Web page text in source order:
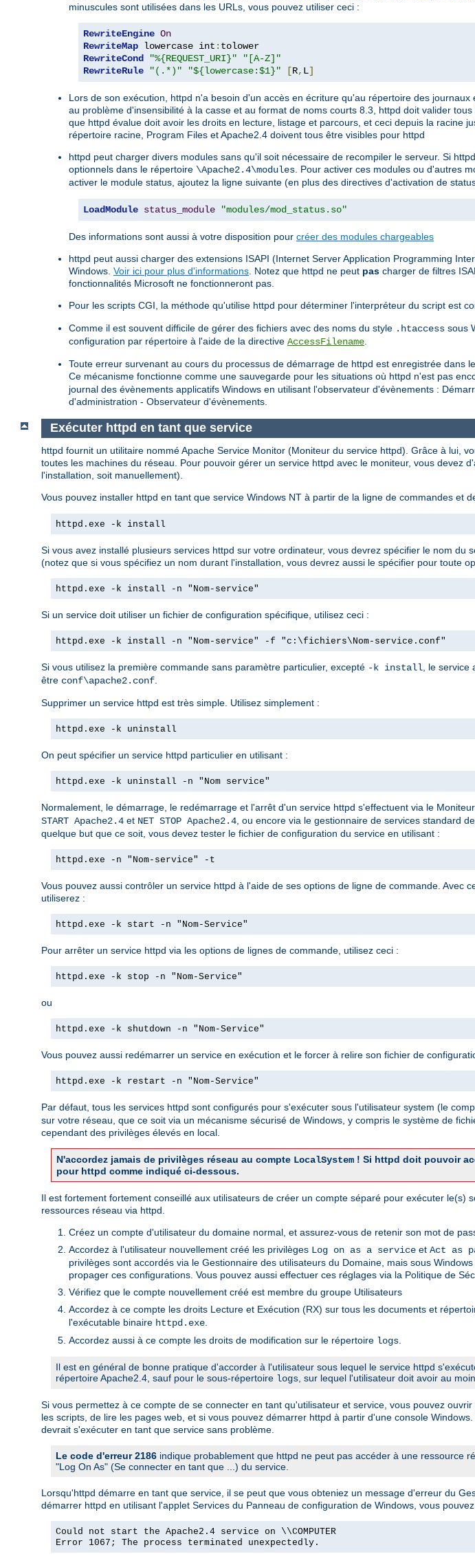
minuscules sont utilisées dans les URLs, vous pouvez utiliser ceci :
RewriteEngine On
RewriteMap lowercase int :
RewriteCond
"%{REQUEST_URI}"
"[A-Z]"
RewriteRule
"(.*)" "${lowercase:$1}" [R, L]
Lors de son exécution, httpd n'a besoin d'un accès en écriture qu'au répertoire des
au problème d'insensibilité à la casse et au format de noms courts 8.3, httpd doit valider
que httpd évalue doit avoir les droits en lecture, listage et parcours, et ceci depuis la racine
répertoire racine, Program Files et Apache2.4 doivent tous être visibles pour httpd
httpd peut charger divers modules sans qu'il soit nécessaire de recompiler le serveur. Si
optionnels dans le répertoire \Apache2.4\modules. Pour activer ces modules ou d'autres
activer le module status, ajoutez la ligne suivante (en plus des directives d'activation de
LoadModule status_module "modules/mod_status.so"
Des informations sont aussi à votre disposition pour créer des modules chargeables
httpd peut aussi charger des extensions ISAPI (Internet Server Application Programming
Windows. Voir ici pour plus d'informations. Notez que httpd ne peut pas charger de filtres
fonctionnalités Microsoft ne fonctionneront pas.
Pour les scripts CGI, la méthode qu'utilise httpd pour déterminer l'interpréteur du script est
Comme il est souvent difficile de gérer des fichiers avec des noms du style .htaccess sous
configuration par répertoire à l'aide de la directive AccessFilename.
Toute erreur survenant au cours du processus de démarrage de httpd est enregistrée dans
Ce mécanisme fonctionne comme une sauvegarde pour les situations où httpd n'est pas
journal des évènements applicatifs Windows en utilisant l'observateur d'évènements :
d'administration - Observateur d'évènements.
Exécuter httpd en tant que service
httpd fournit un utilitaire nommé Apache Service Monitor (Moniteur du service httpd). Grâce à lui,
toutes les machines du réseau. Pour pouvoir gérer un service httpd avec le moniteur, vous devez
l'installation, soit manuellement).
Vous pouvez installer httpd en tant que service Windows NT à partir de la ligne de commandes et
httpd.exe -k install
Si vous avez installé plusieurs services httpd sur votre ordinateur, vous devrez spécifier le nom du
(notez que si vous spécifiez un nom durant l'installation, vous devrez aussi le spécifier pour toute
httpd.exe -k install -n "Nom-service"
Si un service doit utiliser un fichier de configuration spécifique, utilisez ceci :
httpd.exe -k install -n "Nom-service" -f "c:\fichiers\Nom-service.conf"
Si vous utilisez la première commande sans paramètre particulier, excepté -k install , le
être conf\apache2.conf
Supprimer un service httpd est très simple. Utilisez simplement :
httpd.exe -k uninstall
On peut spécifier un service httpd particulier en utilisant :
httpd.exe -k uninstall -n "Nom service"
Normalement, le démarrage, le redémarrage et l'arrêt d'un service httpd s'effectuent via le
START Apache2.4 et NET STOP Apache2.4 , ou encore via le gestionnaire de services standard
quelque but que ce soit, vous devez tester le fichier de configuration du service en utilisant :
httpd.exe -n "Nom-service" -t
Vous pouvez aussi contrôler un service httpd à l'aide de ses options de ligne de commande. Avec
utiliserez :
httpd.exe -k start -n "Nom-Service"
Pour arrêter un service httpd via les options de lignes de commande, utilisez ceci :
httpd.exe -k stop -n "Nom-Service"
ou
httpd.exe -k shutdown -n "Nom-Service"
Vous pouvez aussi redémarrer un service en exécution et le forcer à relire son fichier de
httpd.exe -k restart -n "Nom-Service"
Par défaut, tous les services httpd sont configurés pour s'exécuter sous l'utilisateur system (le
sur votre réseau, que ce soit via un mécanisme sécurisé de Windows, y compris le système de
cependant des privilèges élevés en local.
N'accordez jamais de privilèges réseau au compte LocalSystem ! Si httpd doit pouvoir
pour httpd comme indiqué ci-dessous.
Il est fortement fortement conseillé aux utilisateurs de créer un compte séparé pour exécuter le(s)
ressources réseau via httpd.
Créez un compte d'utilisateur du domaine normal, et assurez-vous de retenir son mot de
Accordez à l'utilisateur nouvellement créé les privilèges Log on as a service et Act as
privilèges sont accordés via le Gestionnaire des utilisateurs du Domaine, mais sous
propager ces configurations. Vous pouvez aussi effectuer ces réglages via la Politique de
Vérifiez que le compte nouvellement créé est membre du groupe Utilisateurs
Accordez à ce compte les droits Lecture et Exécution (RX) sur tous les documents et
l'exécutable binaire httpd.exe
Accordez aussi à ce compte les droits de modification sur le répertoire logs
Il est en général de bonne pratique d'accorder à l'utilisateur sous lequel le service httpd
répertoire Apache2.4, sauf pour le sous-répertoire logs , sur lequel l'utilisateur doit avoir au
Si vous permettez à ce compte de se connecter en tant qu'utilisateur et service, vous pouvez
les scripts, de lire les pages web, et si vous pouvez démarrer httpd à partir d'une console
devrait s'exécuter en tant que service sans problème.
Le code d'erreur 2186 indique probablement que httpd ne peut pas accéder à une ressource
"Log On As" (Se connecter en tant que ...) du service.
Lorsqu'httpd démarre en tant que service, il se peut que vous obteniez un message d'erreur du
démarrer httpd en utilisant l'applet Services du Panneau de configuration de Windows, vous
Could not start the Apache2.4 service on \\COMPUTER
Error 1067; The process terminated unexpectedly.